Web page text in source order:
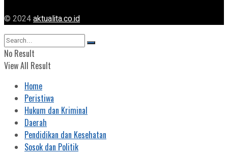
© 2024aktualita.co.id
No Result
View All Result
Home
Peristiwa
Hukum dan Kriminal
Daerah
Pendidikan dan Kesehatan
Sosok dan Politik